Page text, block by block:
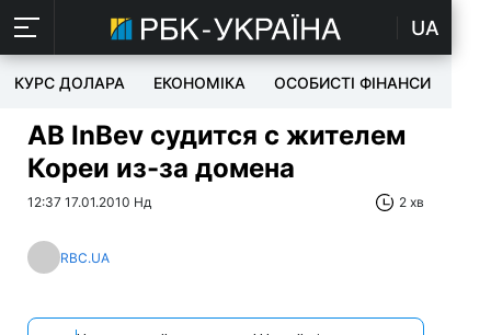
UA
КУРС ДОЛАРА ЕКОНОМІКА ОСОБИСТІ ФІНАНСИ
AB InBev судится с жителем
Кореи из-за домена
12:37 17.01.2010 Нд 2 хв
RBC.UA